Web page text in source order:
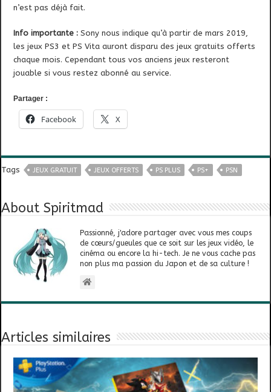
n’est pas déjà fait.
Info importante : Sony nous indique qu’à partir de mars 2019,
les jeux PS3 et PS Vita auront disparu des jeux gratuits offerts
chaque mois. Cependant tous vos anciens jeux resteront
jouable si vous restez abonné au service.
Partager :
Facebook X
Tags JEUX GRATUIT JEUX OFFERTS PS PLUS PS+ PSN
About Spiritmad
Passionné, j'adore partager avec vous mes coups
de cœurs/gueules que ce soit sur les jeux vidéo, le
cinéma ou encore la hi-tech. Je ne vous cache pas
non plus ma passion du Japon et de sa culture !
Articles similaires